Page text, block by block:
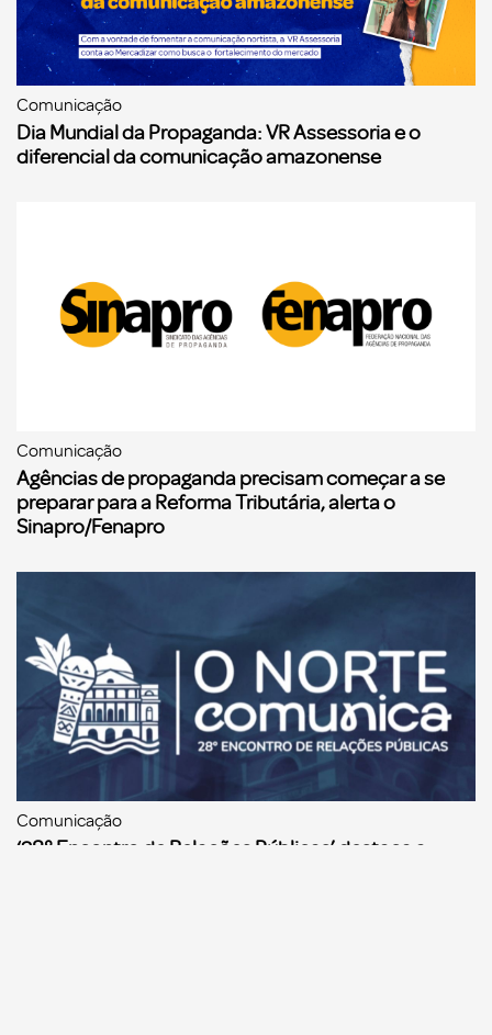
Comunicação
Dia Mundial da Propaganda: VR Assessoria e o
diferencial da comunicação amazonense
Comunicação
Agências de propaganda precisam começar a se
preparar para a Reforma Tributária, alerta o
Sinapro/Fenapro
Comunicação
‘28° Encontro de Relações Públicas’ destaca a